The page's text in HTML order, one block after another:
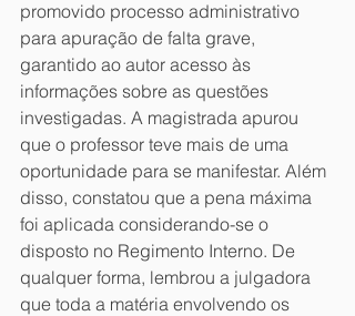
promovido processo administrativo
para apuração de falta grave,
garantido ao autor acesso às
informações sobre as questões
investigadas. A magistrada apurou
que o professor teve mais de uma
oportunidade para se manifestar. Além
disso, constatou que a pena máxima
foi aplicada considerando-se o
disposto no Regimento Interno. De
qualquer forma, lembrou a julgadora
que toda a matéria envolvendo os